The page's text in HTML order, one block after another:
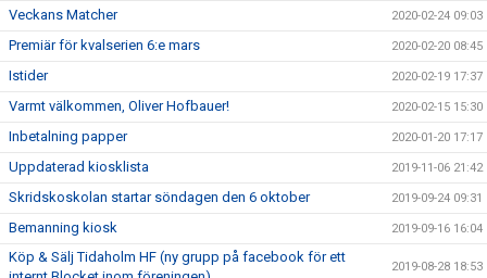
Veckans Matcher 2020-02-24 09:03
Premiär för kvalserien 6:e mars 2020-02-20 08:45
Istider 2020-02-19 17:37
Varmt välkommen, Oliver Hofbauer! 2020-02-15 15:30
Inbetalning papper 2020-01-20 17:17
Uppdaterad kiosklista 2019-11-06 21:42
Skridskoskolan startar söndagen den 6 oktober 2019-09-24 09:31
Bemanning kiosk 2019-09-16 16:04
Köp & Sälj Tidaholm HF (ny grupp på facebook för ett
2019-08-28 18:53